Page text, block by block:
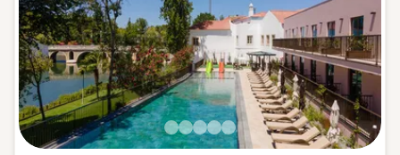
Type de séjour
Thalasso Thermal Spa Spa